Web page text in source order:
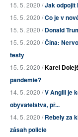
15. 5. 2020 /Jak odpojit
15. 5. 2020 /Co je v
15. 5. 2020 /Donald
15. 5. 2020 /Čína:
testy
15. 5. 2020 /Karel
pandemie?
14. 5. 2020 /V Anglii je
obyvatelstva, př...
14. 5. 2020 /Rebely za
zásah policie